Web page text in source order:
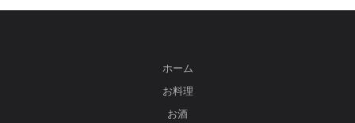
ホーム
お料理
お酒